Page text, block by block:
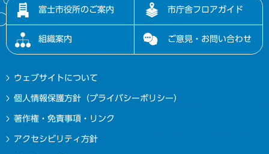
富士市役所のご案内 市庁舎フロアガイド
組織案内 ご意見・お問い合わせ
ウェブサイトについて
個人情報保護方針（プライバシーポリシー）
著作権・免責事項・リンク
アクセシビリティ方針